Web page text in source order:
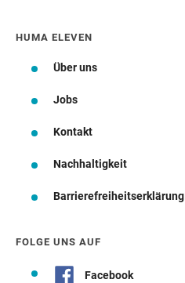
HUMA ELEVEN
Über uns
Jobs
Kontakt
Nachhaltigkeit
Barrierefreiheitserklärung
FOLGE UNS AUF
Facebook